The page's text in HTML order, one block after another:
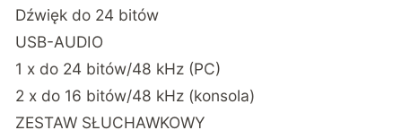
Dźwięk do 24 bitów
USB-AUDIO
1 x do 24 bitów/48 kHz (PC)
2 x do 16 bitów/48 kHz (konsola)
ZESTAW SŁUCHAWKOWY